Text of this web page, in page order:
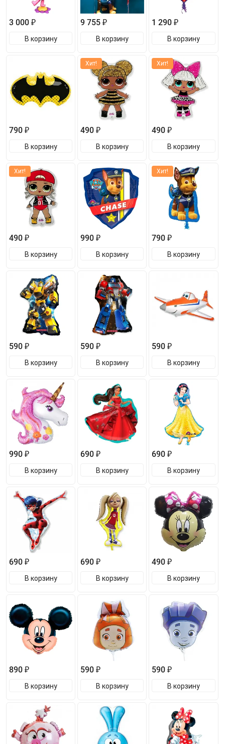
3 000 ₽
В корзину
9 755 ₽
В корзину
1 290 ₽
В корзину
790 ₽
В корзину
Хит!
490 ₽
В корзину
Хит!
490 ₽
В корзину
Хит!
490 ₽
В корзину
990 ₽
В корзину
Хит!
790 ₽
В корзину
590 ₽
В корзину
590 ₽
В корзину
590 ₽
В корзину
990 ₽
В корзину
690 ₽
В корзину
690 ₽
В корзину
690 ₽
В корзину
690 ₽
В корзину
490 ₽
В корзину
890 ₽
В корзину
590 ₽
В корзину
590 ₽
В корзину